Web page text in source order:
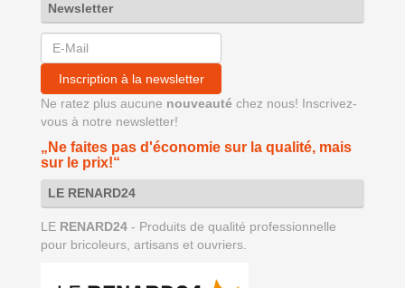
Newsletter
Inscription à la newsletter
Ne ratez plus aucune nouveauté chez nous! Inscrivez-
vous à notre newsletter!
„Ne faites pas d'économie sur la qualité, mais
sur le prix!“
LE RENARD24
LE RENARD24 - Produits de qualité professionnelle
pour bricoleurs, artisans et ouvriers.